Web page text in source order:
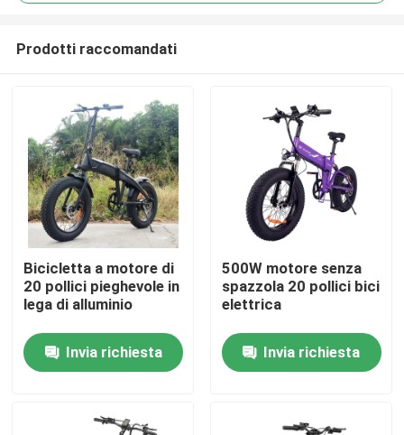
Casa
Prodotti
Video
Prodotti raccomandati
Bicicletta a motore di
20 pollici pieghevole in
lega di alluminio
Invia richiesta
500W motore senza
spazzola 20 pollici bici
elettrica
Invia richiesta